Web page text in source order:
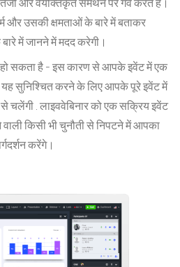
और उसकी क्षमताओं के बारे में बताकर
में जानने में मदद करेगी।
हो सकता है - इस कारण सेआपके इवेंट में एक
यह सुनिश्चित करने के लिए आपके पूरे इवेंट में
चलेंगी .लाइववेबिनार को एक सक्रिय इवेंट
किसी भी चुनौती से निपटने में आपका
करेंगे।